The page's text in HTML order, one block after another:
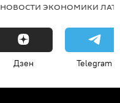
НОВОСТИ ЭКОНОМИКИ
Дзен Telegram